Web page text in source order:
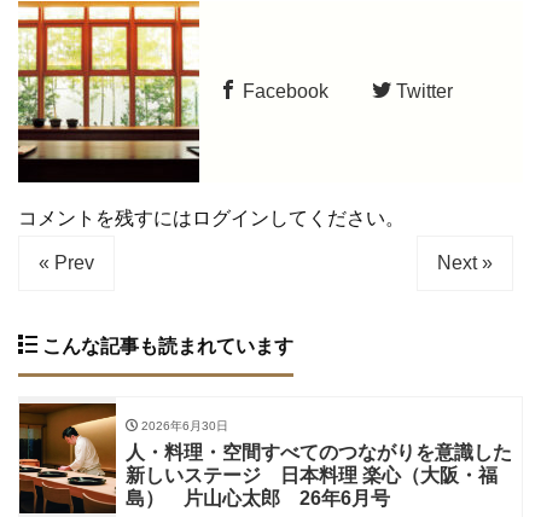
Facebook Twitter
コメントを残すにはログインしてください。
« Prev Next »
こんな記事も読まれています
2026年6月30日
人・料理・空間すべてのつながりを意識した
新しいステージ 日本料理 楽心（大阪・福
島） 片山心太郎 26年6月号